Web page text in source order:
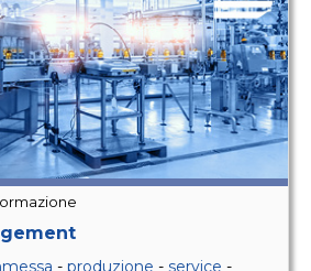
- produzione - service -